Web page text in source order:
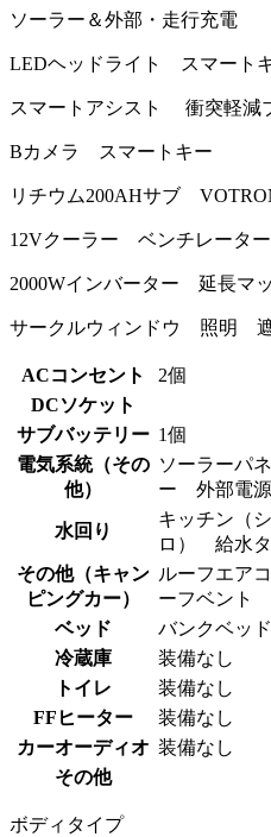
ソーラー＆外部・走行充電
LEDヘッドライト スマート
スマートアシスト 衝突軽減
Bカメラ スマートキー
リチウム200AHサブ
12Vクーラー ベンチレータ
2000Wインバーター 延長マ
サークルウィンドウ 照明
ACコンセント
2個
DCソケット
サブバッテリー 1個
電気系統（その
他）
ソーラーパ
ー 外部電
水回り
キッチン（
ロ） 給水
その他（キャン
ピングカー）
ルーフエア
ーフベン
ベッド
バンクベッ
冷蔵庫
装備なし
トイレ
装備なし
FFヒーター
装備なし
カーオーディオ 装備なし
その他
ボディタイプ